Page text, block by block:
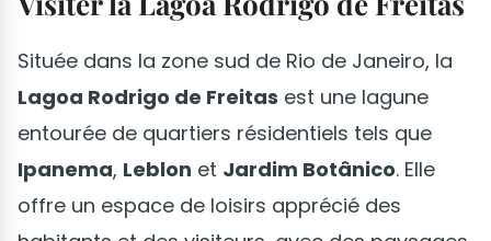
Située dans la zone sud de Rio de Janeiro, la
Lagoa Rodrigo de Freitas est une lagune
entourée de quartiers résidentiels tels que
Ipanema, Leblon et Jardim Botânico. Elle
offre un espace de loisirs apprécié des